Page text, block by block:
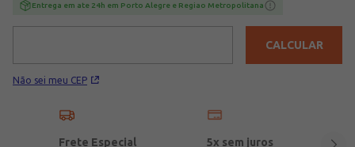
Entrega em ate 24h em Porto Alegre e Regiao Metropolitana
Não sei meu CEP
CALCULAR
Frete Especial 5x sem juros